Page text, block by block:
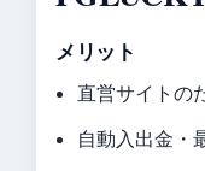
メリット
直営サイトの
自動入出金・